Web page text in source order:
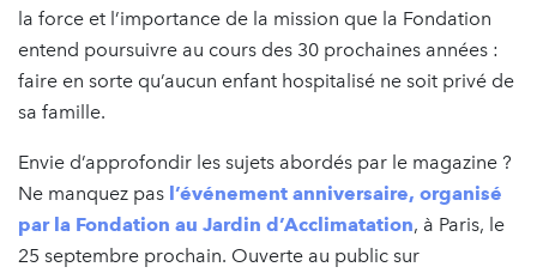
la force et l’importance de la mission que la Fondation
entend poursuivre au cours des 30 prochaines années :
faire en sorte qu’aucun enfant hospitalisé ne soit privé de
sa famille.
Envie d’approfondir les sujets abordés par le magazine ?
Ne manquez pas l’événement anniversaire, organisé
par la Fondation au Jardin d’Acclimatation, à Paris, le
25 septembre prochain. Ouverte au public sur